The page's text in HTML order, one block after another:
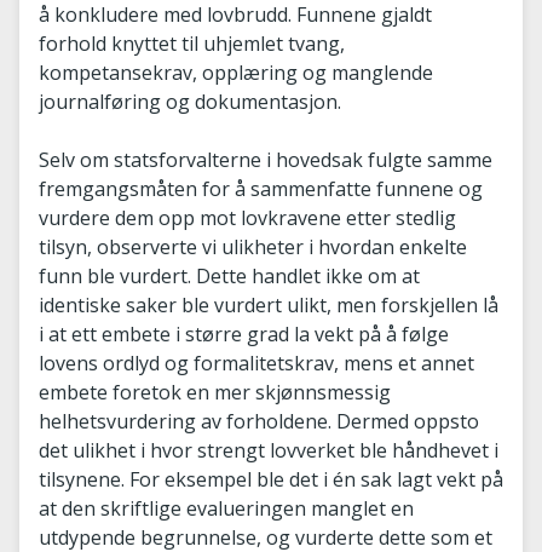
å konkludere med lovbrudd. Funnene gjaldt
forhold knyttet til uhjemlet tvang,
kompetansekrav, opplæring og manglende
journalføring og dokumentasjon.
Selv om statsforvalterne i hovedsak fulgte samme
fremgangsmåten for å sammenfatte funnene og
vurdere dem opp mot lovkravene etter stedlig
tilsyn, observerte vi ulikheter i hvordan enkelte
funn ble vurdert. Dette handlet ikke om at
identiske saker ble vurdert ulikt, men forskjellen lå
i at ett embete i større grad la vekt på å følge
lovens ordlyd og formalitetskrav, mens et annet
embete foretok en mer skjønnsmessig
helhetsvurdering av forholdene. Dermed oppsto
det ulikhet i hvor strengt lovverket ble håndhevet i
tilsynene. For eksempel ble det i én sak lagt vekt på
at den skriftlige evalueringen manglet en
utdypende begrunnelse, og vurderte dette som et